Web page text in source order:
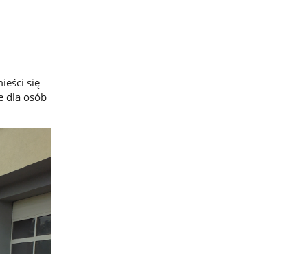
się
dla osób